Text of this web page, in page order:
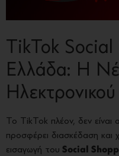
TikTok
Ελλάδα: Η
Το TikTok πλέον, δεν
προσφέρει διασκέδαση και
εισαγωγή του Social